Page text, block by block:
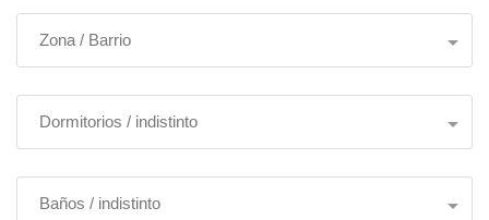
Zona / Barrio
Dormitorios / indistinto
Baños / indistinto